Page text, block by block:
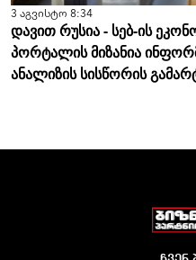
3 აგვისტო 8:34
დავით რუსია - სებ-ის
პორტალის მიზანია
ანალიზის სისწორის